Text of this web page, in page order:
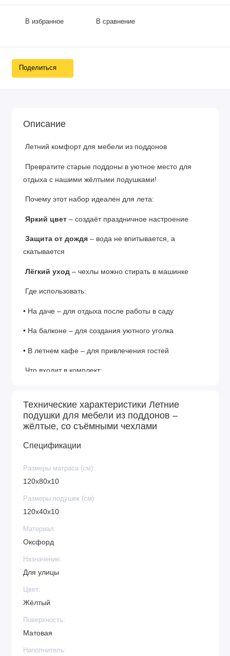
В избранное В сравнение
Поделиться
Описание
Летний комфорт для мебели из поддонов
Превратите старые поддоны в уютное место для
отдыха с нашими жёлтыми подушками!
Почему этот набор идеален для лета:
Яркий цвет – создаёт праздничное настроение
Защита от дождя – вода не впитывается, а
скатывается
Лёгкий уход – чехлы можно стирать в машинке
Где использовать:
• На даче – для отдыха после работы в саду
• На балконе – для создания уютного уголка
• В летнем кафе – для привлечения гостей
Что входит в комплект:
- Подушка для спинки
Технические характеристики Летние
подушки для мебели из поддонов –
жёлтые, со съёмными чехлами
Спецификации
Размеры матраса (см):
120х80х10
Размеры подушек (см):
120х40х10
Материал:
Оксфорд
Назначение:
Для улицы
Цвет:
Жёлтый
Поверхность:
Матовая
Наполнитель: